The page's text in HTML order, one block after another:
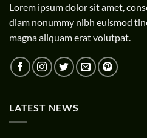
Lorem ipsum dolor sit amet,
diam nonummy nibh euismod
magna aliquam erat volutpat.
LATEST NEWS